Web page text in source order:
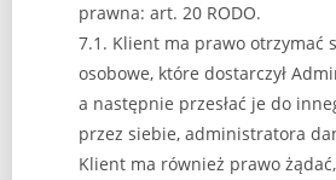
prawna: art. 20 RODO.
7.1. Klient ma prawo otrzymać
osobowe, które dostarczył
a następnie przesłać je do
przez siebie, administratora
Klient ma również prawo